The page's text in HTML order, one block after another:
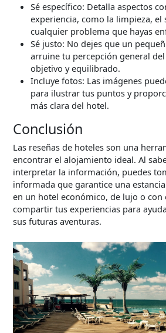
Sé específico: Detalla aspectos
experiencia, como la limpieza, el
cualquier problema que hayas
Sé justo: No dejes que un
arruine tu percepción general
objetivo y equilibrado.
Incluye fotos: Las imágenes
para ilustrar tus puntos y
más clara del hotel.
Conclusión
Las reseñas de hoteles son una
encontrar el alojamiento ideal. Al
interpretar la información, puedes
informada que garantice una
en un hotel económico, de lujo o con
compartir tus experiencias para
sus futuras aventuras.